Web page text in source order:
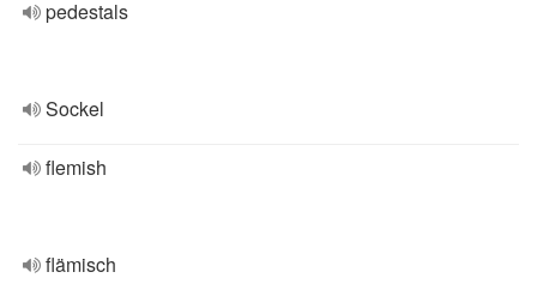
pedestals
Sockel
flemish
flämisch